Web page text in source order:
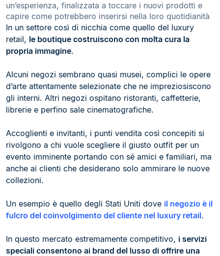
un’esperienza, finalizzata a toccare i nuovi prodotti e
capire come potrebbero inserirsi nella loro quotidianità
In un settore così di nicchia come quello del luxury
retail, le boutique costruiscono con molta cura la
propria immagine.
Alcuni negozi sembrano quasi musei, complici le opere
d’arte attentamente selezionate che ne impreziosiscono
gli interni. Altri negozi ospitano ristoranti, caffetterie,
librerie e perfino sale cinematografiche.
Accoglienti e invitanti, i punti vendita così concepiti si
rivolgono a chi vuole scegliere il giusto outfit per un
evento imminente portando con sé amici e familiari, ma
anche ai clienti che desiderano solo ammirare le nuove
collezioni.
Un esempio è quello degli Stati Uniti dove il negozio è il
fulcro del coinvolgimento del cliente nel luxury retail.
In questo mercato estremamente competitivo, i servizi
speciali consentono ai brand del lusso di offrire una